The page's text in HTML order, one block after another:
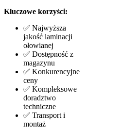
Kluczowe korzyści:
✅ Najwyższa
jakość laminacji
ołowianej
✅ Dostępność z
magazynu
✅ Konkurencyjne
ceny
✅ Kompleksowe
doradztwo
techniczne
✅ Transport i
montaż